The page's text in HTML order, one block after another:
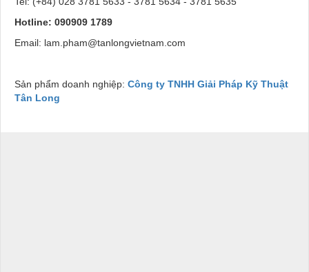
Hotline: 090909 1789
Email: lam.pham@tanlongvietnam.com
Sản phẩm doanh nghiệp: Công ty TNHH Giải Pháp Kỹ Thuật
Tân Long